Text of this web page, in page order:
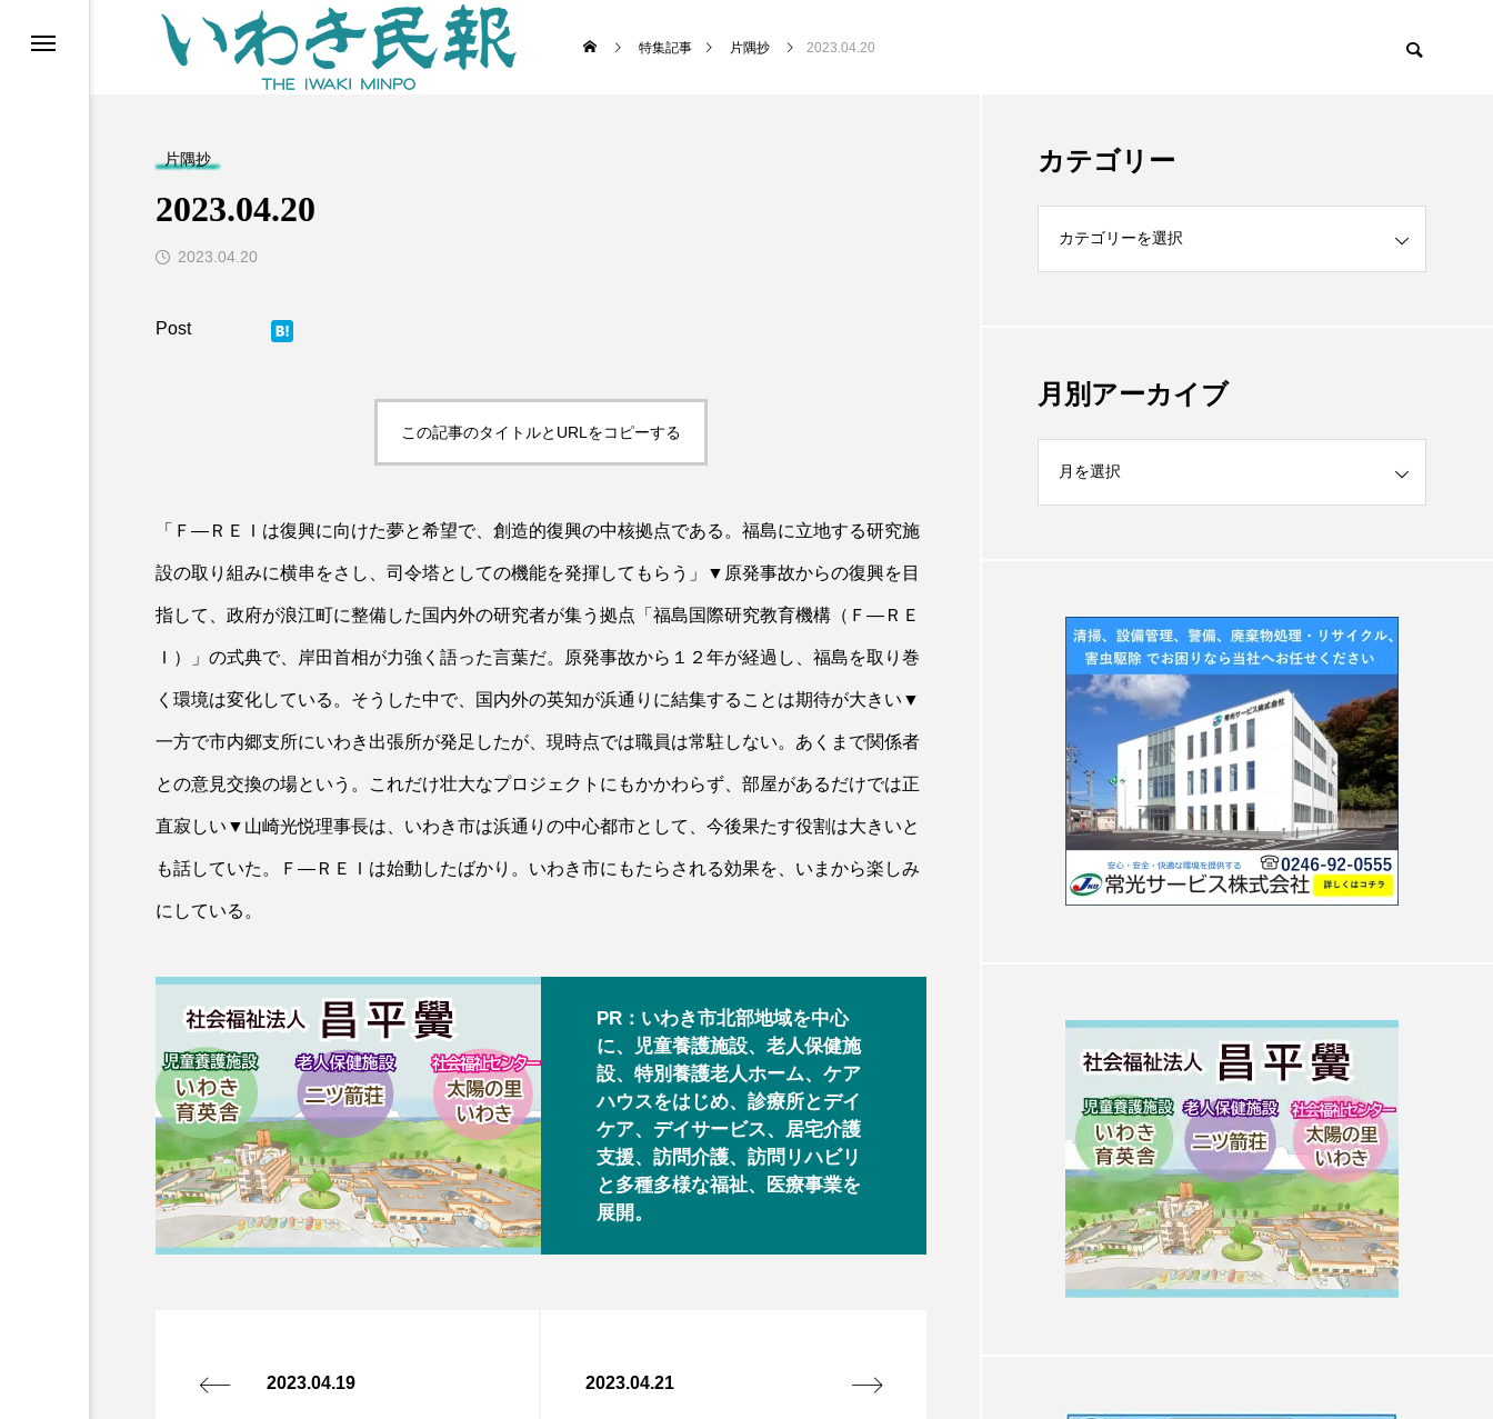
特集記事 片隅抄 2023.04.20
片隅抄
2023.04.20
2023.04.20
Post
この記事のタイトルとURLをコピーする
「Ｆ―ＲＥＩは復興に向けた夢と希望で、創造的復興の中核拠点である。福島に立地する研究施
設の取り組みに横串をさし、司令塔としての機能を発揮してもらう」▼原発事故からの復興を目
指して、政府が浪江町に整備した国内外の研究者が集う拠点「福島国際研究教育機構（Ｆ―ＲＥ
Ｉ）」の式典で、岸田首相が力強く語った言葉だ。原発事故から１２年が経過し、福島を取り巻
く環境は変化している。そうした中で、国内外の英知が浜通りに結集することは期待が大きい▼
一方で市内郷支所にいわき出張所が発足したが、現時点では職員は常駐しない。あくまで関係者
との意見交換の場という。これだけ壮大なプロジェクトにもかかわらず、部屋があるだけでは正
直寂しい▼山崎光悦理事長は、いわき市は浜通りの中心都市として、今後果たす役割は大きいと
も話していた。Ｆ―ＲＥＩは始動したばかり。いわき市にもたらされる効果を、いまから楽しみ
にしている。
PR：いわき市北部地域を中心
に、児童養護施設、老人保健施
設、特別養護老人ホーム、ケア
ハウスをはじめ、診療所とデイ
ケア、デイサービス、居宅介護
支援、訪問介護、訪問リハビリ
と多種多様な福祉、医療事業を
展開。
2023.04.19 2023.04.21
カテゴリー
月別アーカイブ